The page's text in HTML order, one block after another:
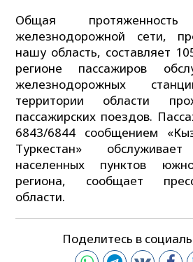
Общая протяженность
железнодорожной сети,
нашу область, составляет
регионе пассажиров
железнодорожных
территории области
пассажирских поездов.
6843/6844 сообщением
Туркестан»
населенных пунктов
региона, сообщает
области.
Поделитесь в